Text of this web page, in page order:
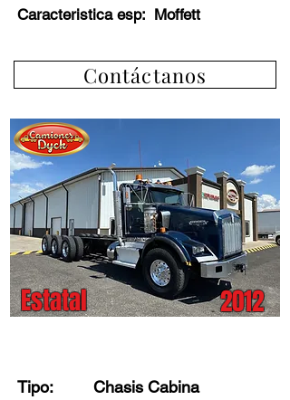
Caracteristica esp: Moffett
Contáctanos
Estatal 2012
Tipo:
Chasis Cabina